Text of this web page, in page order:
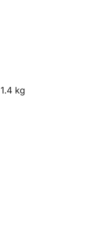
1.4 kg